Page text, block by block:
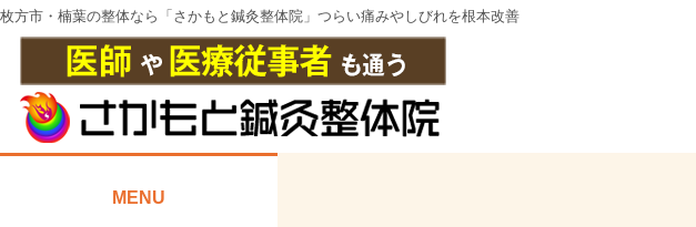
枚方市・楠葉の整体なら「さかもと鍼灸整体院」つらい痛みやしびれを根本改善
MENU